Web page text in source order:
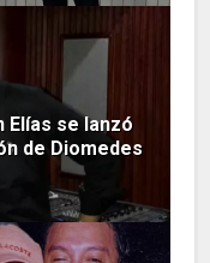
Elías se lanzó
de Diomedes